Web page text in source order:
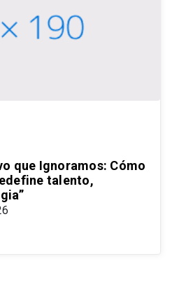
que Ignoramos: Cómo
talento,